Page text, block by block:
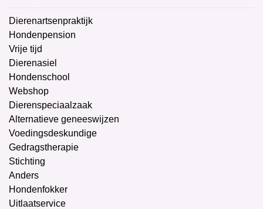
Dierenartsenpraktijk
Hondenpension
Vrije tijd
Dierenasiel
Hondenschool
Webshop
Dierenspeciaalzaak
Alternatieve geneeswijzen
Voedingsdeskundige
Gedragstherapie
Stichting
Anders
Hondenfokker
Uitlaatservice